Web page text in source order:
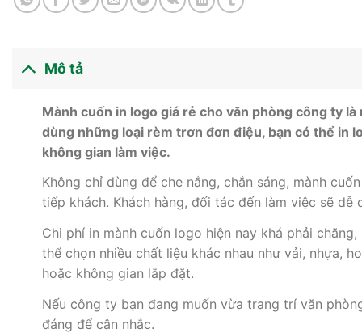
Mô tả
Mành cuốn in logo giá rẻ cho văn phòng công ty
dùng những loại rèm trơn đơn điệu, bạn có thể in
không gian làm việc.
Không chỉ dùng để che nắng, chắn sáng, mành
tiếp khách. Khách hàng, đối tác đến làm việc sẽ
Chi phí in mành cuốn logo hiện nay khá phải
thể chọn nhiều chất liệu khác nhau như vải, nhựa,
hoặc không gian lắp đặt.
Nếu công ty bạn đang muốn vừa trang trí văn
đáng để cân nhắc.